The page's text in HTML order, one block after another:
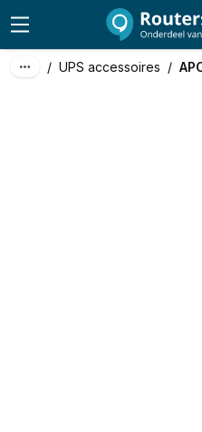
/ UPS accessoires /
490,27 excl. btw
593,23 incl. btw